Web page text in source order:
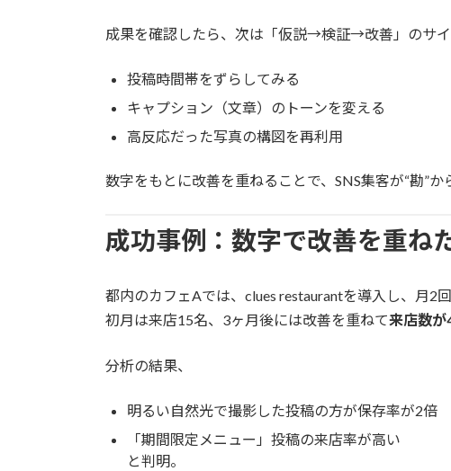
成果を確認したら、次は「仮説→検証→改善」のサイ
投稿時間帯をずらしてみる
キャプション（文章）のトーンを変える
高反応だった写真の構図を再利用
数字をもとに改善を重ねることで、SNS集客が“勘”か
成功事例：数字で改善を重ね
都内のカフェAでは、clues restaurantを導入し、月2回
初月は来店15名、3ヶ月後には改善を重ねて来店数が
分析の結果、
明るい自然光で撮影した投稿の方が保存率が2倍
「期間限定メニュー」投稿の来店率が高い
と判明。